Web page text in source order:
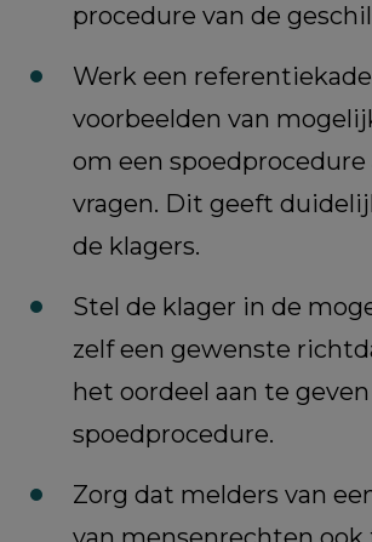
procedure van de
Werk een
voorbeelden van
om een spoedprocedure
vragen. Dit geeft
de klagers.
Stel de klager in de
zelf een gewenste
het oordeel aan te
spoedprocedure.
Zorg dat melders van